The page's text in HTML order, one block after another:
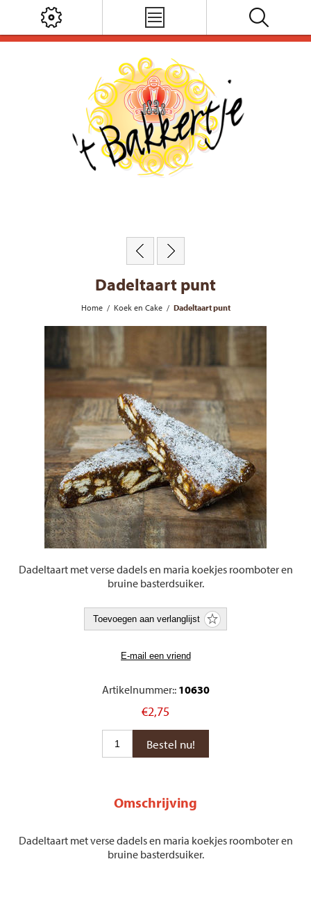
Dadeltaart punt
Home / Koek en Cake / Dadeltaart punt
Dadeltaart met verse dadels en maria koekjes roomboter en
bruine basterdsuiker.
Artikelnummer:: 10630
€2,75
Omschrijving
Dadeltaart met verse dadels en maria koekjes roomboter en
bruine basterdsuiker.